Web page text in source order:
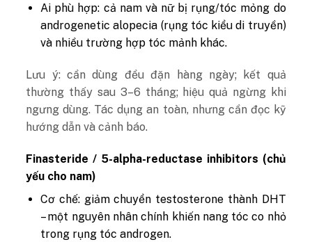
Ai phù hợp: cả nam và nữ bị rụng/tóc mỏng do
androgenetic alopecia (rụng tóc kiểu di truyền)
và nhiều trường hợp tóc mảnh khác.
Lưu ý: cần dùng đều đặn hàng ngày; kết quả
thường thấy sau 3–6 tháng; hiệu quả ngừng khi
ngưng dùng. Tác dụng an toàn, nhưng cần đọc kỹ
hướng dẫn và cảnh báo.
Finasteride / 5-alpha-reductase inhibitors (chủ
yếu cho nam)
Cơ chế: giảm chuyển testosterone thành DHT
– một nguyên nhân chính khiến nang tóc co nhỏ
trong rụng tóc androgen.